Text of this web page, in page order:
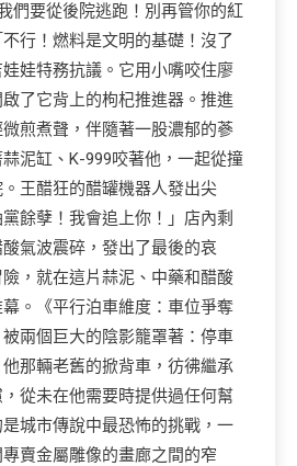
們要從後院逃跑！別再管你的紅
行！燃料是文明的基礎！沒了
娃特務抗議。它用小嘴咬住廖
了它背上的枸杞推進器。推進
煎煮聲，伴隨著一股濃郁的蔘
泥缸、K-999咬著他，一起從撞
王醋狂的醋罐機器人發出尖
餘孽！我會追上你！」店內剩
氣波震碎，發出了最後的哀
，就在這片蒜泥、中藥和醋酸
。《平行泊車維度：車位爭奪
兩個巨大的陰影籠罩著：停車
那輛老舊的掀背車，彷彿繼承
從未在他需要時提供過任何幫
城市傳說中最恐怖的挑戰，一
賣金屬雕像的畫廊之間的窄